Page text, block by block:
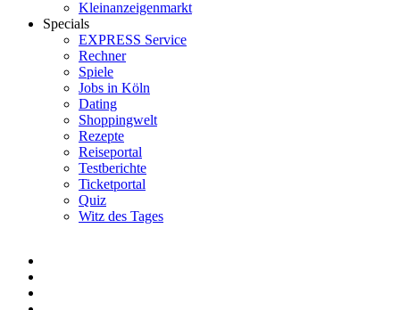
Kleinanzeigenmarkt
Specials
EXPRESS Service
Rechner
Spiele
Jobs in Köln
Dating
Shoppingwelt
Rezepte
Reiseportal
Testberichte
Ticketportal
Quiz
Witz des Tages